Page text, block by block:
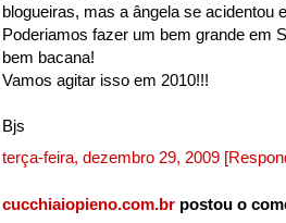
blogueiras, mas a ângela se acidentou
Poderiamos fazer um bem grande em
bem bacana!
Vamos agitar isso em 2010!!!
Bjs
terça-feira, dezembro 29, 2009
cucchiaiopieno.com.br postou o